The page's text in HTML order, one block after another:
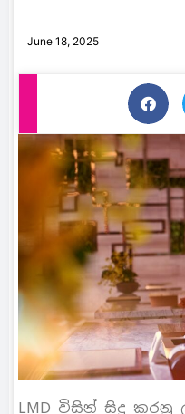
June 18, 2025
LMD විසින් සිදු කරනු